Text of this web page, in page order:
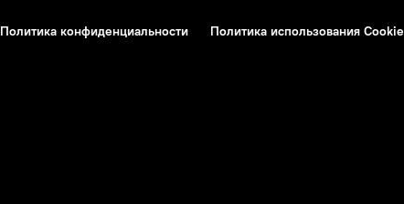
Политика конфиденциальности Политика использования Cookie